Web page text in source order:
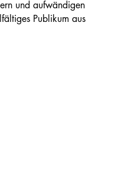
und aufwändigen
Publikum aus